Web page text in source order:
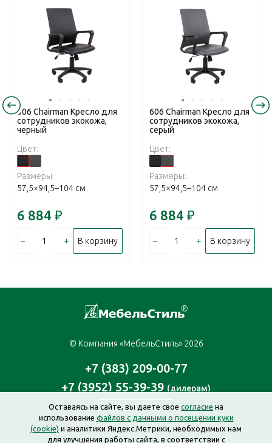
606 Chairman Кресло для
сотрудников экокожа,
черный
Цвет:
Размеры:
57,5×94,5–104 см
6 884 ₽
– + В корзину
606 Chairman Кресло для
сотрудников экокожа,
серый
Цвет:
Размеры:
57,5×94,5–104 см
6 884 ₽
– + В корзину
© Компания «МебельСтиль» 2026
+7 (383) 209-00-77
+7 (3952) 55-39-39 (дилерам)
Заказать звонок
Оставаясь на сайте, вы даете свое согласие на
использование файлов с данными о посещении куки
(cookie) и аналитики Яндекс.Метрики, необходимых нам
для улучшения работы сайта, в соответствии с